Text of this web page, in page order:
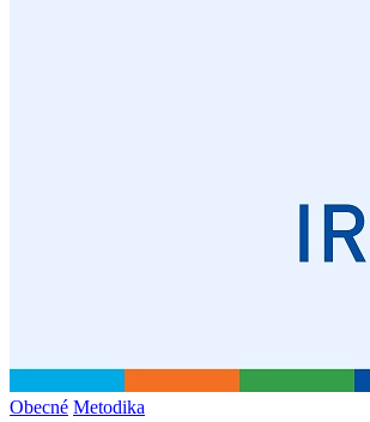
Obecné Metodika